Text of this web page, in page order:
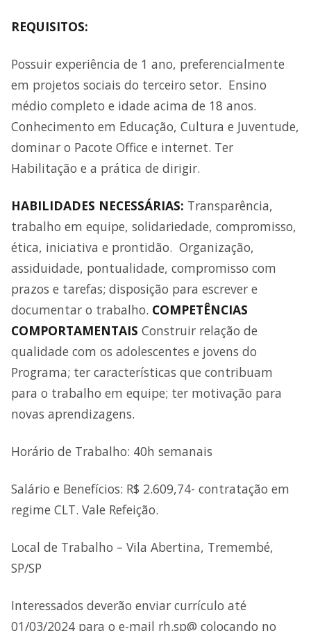
REQUISITOS:
Possuir experiência de 1 ano, preferencialmente
em projetos sociais do terceiro setor. Ensino
médio completo e idade acima de 18 anos.
Conhecimento em Educação, Cultura e Juventude,
dominar o Pacote Office e internet. Ter
Habilitação e a prática de dirigir.
HABILIDADES NECESSÁRIAS: Transparência,
trabalho em equipe, solidariedade, compromisso,
ética, iniciativa e prontidão. Organização,
assiduidade, pontualidade, compromisso com
prazos e tarefas; disposição para escrever e
documentar o trabalho. COMPETÊNCIAS
COMPORTAMENTAIS Construir relação de
qualidade com os adolescentes e jovens do
Programa; ter características que contribuam
para o trabalho em equipe; ter motivação para
novas aprendizagens.
Horário de Trabalho: 40h semanais
Salário e Benefícios: R$ 2.609,74- contratação em
regime CLT. Vale Refeição.
Local de Trabalho – Vila Abertina, Tremembé,
SP/SP
Interessados deverão enviar currículo até
01/03/2024 para o e-mail rh.sp@ colocando no